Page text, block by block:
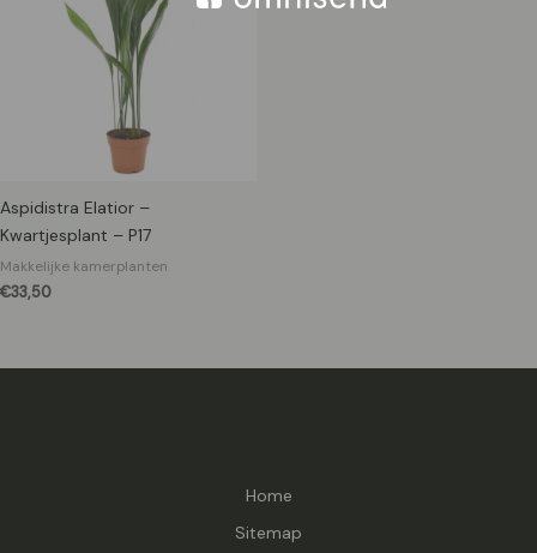
Aspidistra Elatior –
Kwartjesplant – P17
Makkelijke kamerplanten
€33,50
Home
Sitemap